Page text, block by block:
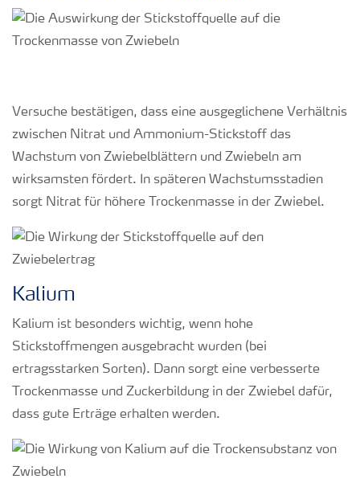
Versuche bestätigen, dass eine ausgeglichene Verhältnis
zwischen Nitrat und Ammonium-Stickstoff das
Wachstum von Zwiebelblättern und Zwiebeln am
wirksamsten fördert. In späteren Wachstumsstadien
sorgt Nitrat für höhere Trockenmasse in der Zwiebel.
Kalium
Kalium ist besonders wichtig, wenn hohe
Stickstoffmengen ausgebracht wurden (bei
ertragsstarken Sorten). Dann sorgt eine verbesserte
Trockenmasse und Zuckerbildung in der Zwiebel dafür,
dass gute Erträge erhalten werden.